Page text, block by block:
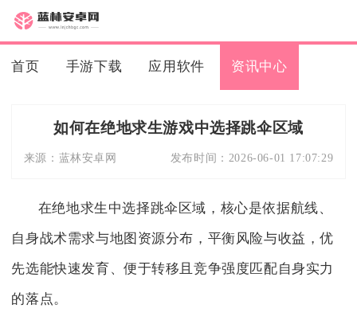
首页 手游下载 应用软件 资讯中心
如何在绝地求生游戏中选择跳伞区域
来源： 蓝林安卓网 发布时间： 2026-06-01 17:07:29
在绝地求生中选择跳伞区域，核心是依据航线、
自身战术需求与地图资源分布，平衡风险与收益，优
先选能快速发育、便于转移且竞争强度匹配自身实力
的落点。